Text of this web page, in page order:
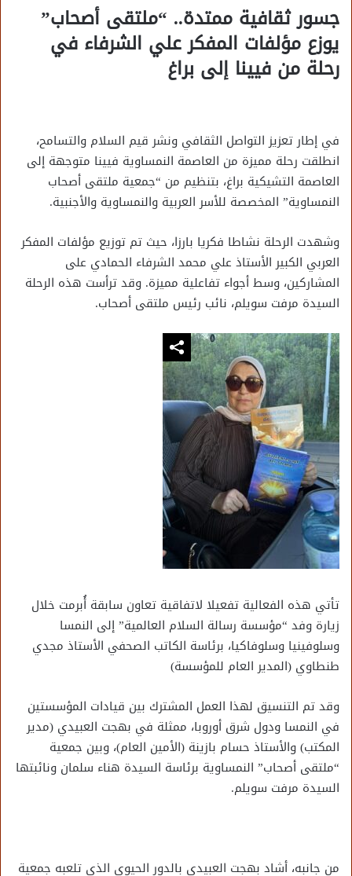
جسور ثقافية ممتدة.. “ملتقى أصحاب”
يوزع مؤلفات المفكر علي الشرفاء في
رحلة من فيينا إلى براغ
في إطار تعزيز التواصل الثقافي ونشر قيم السلام والتسامح،
انطلقت رحلة مميزة من العاصمة النمساوية فيينا متوجهة إلى
العاصمة التشيكية براغ، بتنظيم من “جمعية ملتقى أصحاب
النمساوية” المخصصة للأسر العربية والنمساوية والأجنبية.
وشهدت الرحلة نشاطا فكريا بارزا، حيث تم توزيع مؤلفات المفكر
العربي الكبير الأستاذ علي محمد الشرفاء الحمادي على
المشاركين، وسط أجواء تفاعلية مميزة. وقد ترأست هذه الرحلة
السيدة مرفت سويلم، نائب رئيس ملتقى أصحاب.
تأتي هذه الفعالية تفعيلا لاتفاقية تعاون سابقة أُبرمت خلال
زيارة وفد “مؤسسة رسالة السلام العالمية” إلى النمسا
وسلوفينيا وسلوفاكيا، برئاسة الكاتب الصحفي الأستاذ مجدي
طنطاوي (المدير العام للمؤسسة)
وقد تم التنسيق لهذا العمل المشترك بين قيادات المؤسستين
في النمسا ودول شرق أوروبا، ممثلة في بهجت العبيدي (مدير
المكتب) والأستاذ حسام بازينة (الأمين العام)، وبين جمعية
“ملتقى أصحاب” النمساوية برئاسة السيدة هناء سلمان ونائبتها
السيدة مرفت سويلم.
من جانبه، أشاد بهجت العبيدي بالدور الحيوي الذي تلعبه جمعية